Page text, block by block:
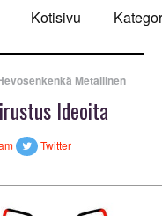
Kotisivu
Metallinen
Ideoita
Twitter